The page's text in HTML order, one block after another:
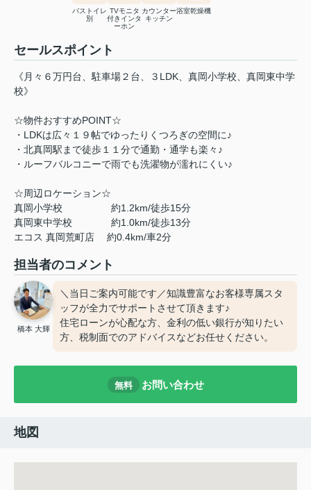
バストイレ
別
TVモニタ
付きインタ
ーホン
カウンター
キッチン
浴室乾燥機
セールスポイント
《月々６万円台、駐車場２台、３LDK、真岡小学校、真岡東中学
校》
☆物件おすすめPOINT☆
・LDKは広々１９帖でゆったりくつろぎの空間に♪
・北真岡駅まで徒歩１１分で通勤・通学も楽々♪
・ルーフバルコニーで雨でも洗濯物が濡れにくい♪
☆周辺ロケーション☆
真岡小学校 約1.2km/徒歩15分
真岡東中学校 約1.0km/徒歩13分
エコス 真岡荒町店 約0.4km/車2分
担当者のコメント
橋本 大輝
＼当日ご案内可能です／知識豊富なお客様専属スタ
ッフが全力でサポートさせて頂きます♪
住宅ローンが心配な方、金利の低い銀行が知りたい
方、税制面でのアドバイスなどお任せください。
無料 お問い合わせ
地図